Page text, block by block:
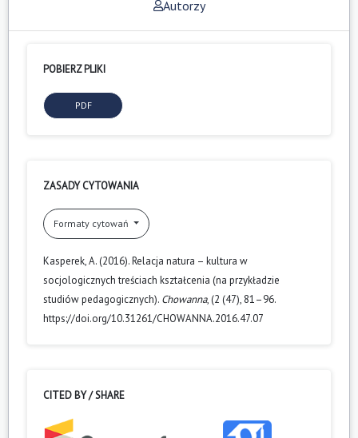
Autorzy
POBIERZ PLIKI
PDF
ZASADY CYTOWANIA
Formaty cytowań
Kasperek, A. (2016). Relacja natura – kultura w
socjologicznych treściach kształcenia (na przykładzie
studiów pedagogicznych). Chowanna, (2 (47), 81–96.
https://doi.org/10.31261/CHOWANNA.2016.47.07
CITED BY / SHARE